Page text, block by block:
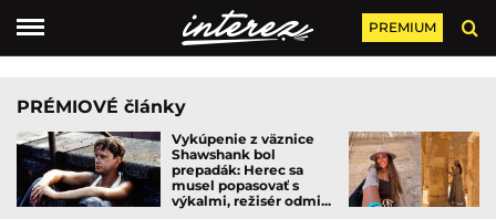
PREMIUM
PRÉMIOVÉ články
Vykúpenie z väznice
Shawshank bol
prepadák: Herec sa
musel popasovať s
výkalmi, režisér odmi...